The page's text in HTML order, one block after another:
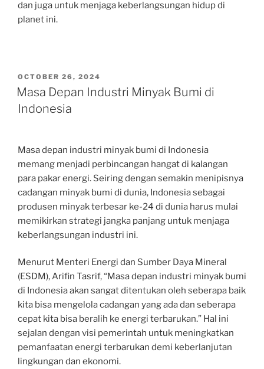
dan juga untuk menjaga keberlangsungan hidup di
planet ini.
POSTED
ON
OCTOBER 26, 2024
Masa Depan Industri Minyak Bumi di
Indonesia
Masa depan industri minyak bumi di Indonesia
memang menjadi perbincangan hangat di kalangan
para pakar energi. Seiring dengan semakin menipisnya
cadangan minyak bumi di dunia, Indonesia sebagai
produsen minyak terbesar ke-24 di dunia harus mulai
memikirkan strategi jangka panjang untuk menjaga
keberlangsungan industri ini.
Menurut Menteri Energi dan Sumber Daya Mineral
(ESDM), Arifin Tasrif, “Masa depan industri minyak bumi
di Indonesia akan sangat ditentukan oleh seberapa baik
kita bisa mengelola cadangan yang ada dan seberapa
cepat kita bisa beralih ke energi terbarukan.” Hal ini
sejalan dengan visi pemerintah untuk meningkatkan
pemanfaatan energi terbarukan demi keberlanjutan
lingkungan dan ekonomi.